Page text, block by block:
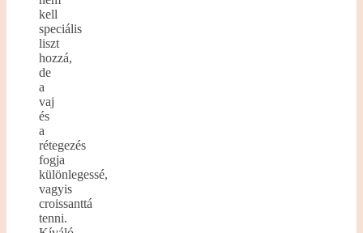
kell
speciális
liszt
hozzá,
de
a
vaj
és
a
rétegezés
fogja
különlegessé,
vagyis
croissanttá
tenni.